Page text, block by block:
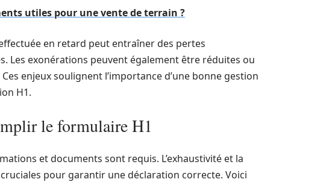
utiles pour une vente de terrain ?
en retard peut entraîner des pertes
Les exonérations peuvent également être réduites ou
enjeux soulignent l’importance d’une bonne gestion
H1.
le formulaire H1
et documents sont requis. L’exhaustivité et la
pour garantir une déclaration correcte. Voici